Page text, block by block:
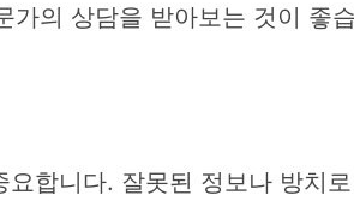
의 상담을 받아보는 것이 좋
합니다. 잘못된 정보나 방치